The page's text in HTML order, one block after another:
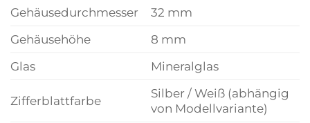
Gehäusedurchmesser
32 mm
Gehäusehöhe
8 mm
Glas
Mineralglas
Zifferblattfarbe
Silber / Weiß (abhängig
von Modellvariante)